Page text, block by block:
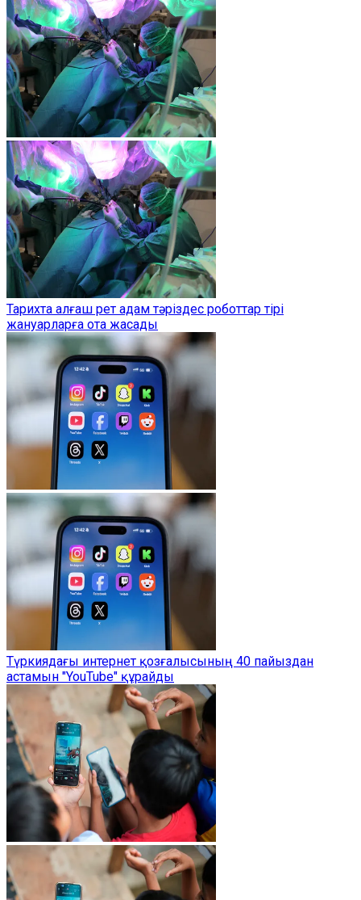
Тарихта алғаш рет адам тәріздес роботтар тірі
жануарларға ота жасады
Түркиядағы интернет қозғалысының 40 пайыздан
астамын "YouTube" құрайды